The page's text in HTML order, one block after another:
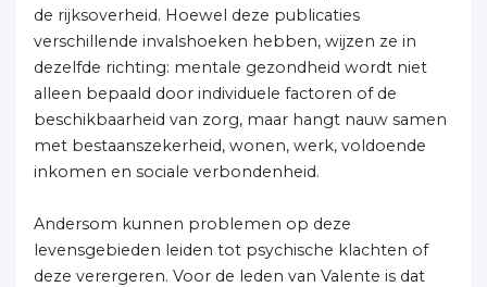
de rijksoverheid. Hoewel deze publicaties
verschillende invalshoeken hebben, wijzen ze in
dezelfde richting: mentale gezondheid wordt niet
alleen bepaald door individuele factoren of de
beschikbaarheid van zorg, maar hangt nauw samen
met bestaanszekerheid, wonen, werk, voldoende
inkomen en sociale verbondenheid.
Andersom kunnen problemen op deze
levensgebieden leiden tot psychische klachten of
deze verergeren. Voor de leden van Valente is dat